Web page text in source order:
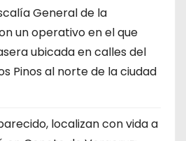
General de la
un operativo en el que
ubicada en calles del
Pinos al norte de la ciudad
localizan con vida a